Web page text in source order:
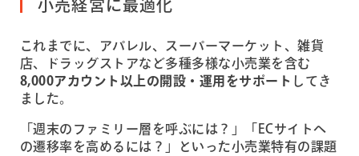
小売経営に最適化
これまでに、アパレル、スーパーマーケット、雑貨
店、ドラッグストアなど多種多様な小売業を含む
8,000アカウント以上の開設・運用をサポート してき
ました。
「週末のファミリー層を呼ぶには？」「ECサイトへ
の遷移率を高めるには？」といった小売業特有の課題